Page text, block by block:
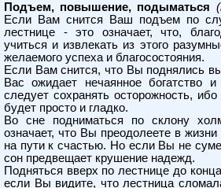
Подъем, повышение, подыматься
Если Вам снится Ваш подъем по
лестнице - это означает, что,
учиться и извлекать из этого
желаемого успеха и благосостояния.
Если Вам снится, что Вы поднялись
Вас ожидает нечаянное богатство
следует сохранять осторожность,
будет просто и гладко.
Во сне подниматься по склону
означает, что Вы преодолеете в жизни
на пути к счастью. Но если Вы не
сон предвещает крушение надежд.
Подняться вверх по лестнице до
если Вы видите, что лестница